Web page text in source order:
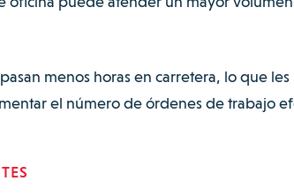
menos horas en carretera, lo que
el número de órdenes de trabajo